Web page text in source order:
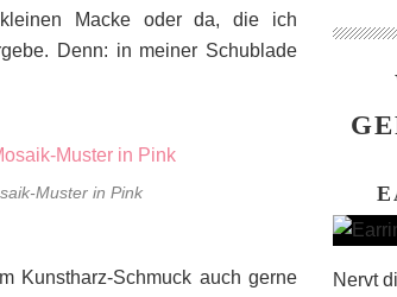
Macke oder da, die ich
Denn: in meiner Schublade
Muster in Pink
Kunstharz-Schmuck auch gerne
Nervt